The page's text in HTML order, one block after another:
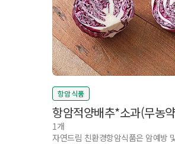
항암 식품
항암적양배추*소과(무농
1개
자연드림 친환경항암식품은 암예방